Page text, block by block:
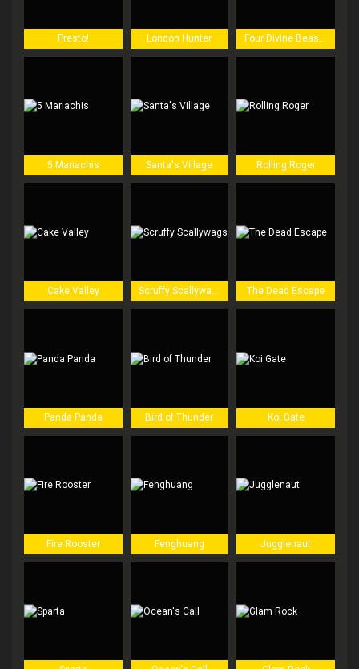
Presto! London Hunter Four Divine Beasts
5 Mariachis Santa's Village Rolling Roger
Cake Valley Scruffy Scallywags The Dead Escape
Panda Panda Bird of Thunder Koi Gate
Fire Rooster Fenghuang Jugglenaut